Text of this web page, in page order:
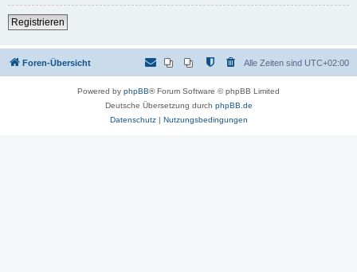
Registrieren
Foren-Übersicht Alle Zeiten sind UTC+02:00
Powered by phpBB® Forum Software © phpBB Limited
Deutsche Übersetzung durch phpBB.de
Datenschutz| Nutzungsbedingungen